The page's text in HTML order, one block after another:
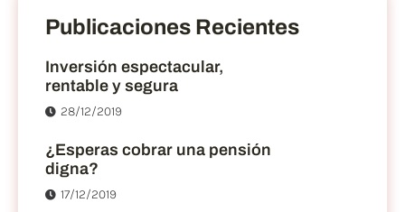
Publicaciones Recientes
Inversión espectacular,
rentable y segura
28/12/2019
¿Esperas cobrar una pensión
digna?
17/12/2019